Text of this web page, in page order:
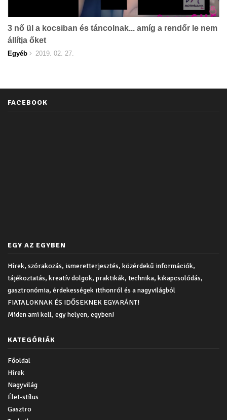
3 nő ül a kocsiban és táncolnak... amíg a rendőr le nem
állítja őket
Egyéb 2019. 02. 27.
FACEBOOK
EGY AZ EGYBEN
Hírek, szórakozás, ismeretterjesztés, közérdekű információk,
tájékoztatás, kreatív dolgok, praktikák, technika, kikapcsolódás,
gasztronómia, érdekességek itthonról és a nagyvilágból
FIATALOKNAK ÉS IDŐSEKNEK EGYARÁNT!
Miden ami kell, egy helyen, egyben!
KATEGÓRIÁK
Főoldal
Hírek
Nagyvilág
Élet-stílus
Gasztro